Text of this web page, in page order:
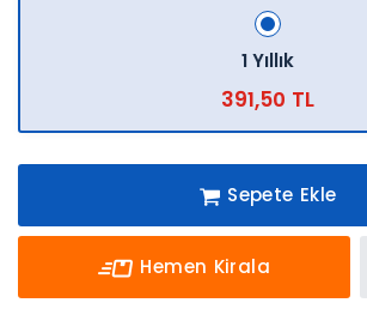
1 Yıllık
391,50 TL
Sepete Ekle
Hemen Kirala